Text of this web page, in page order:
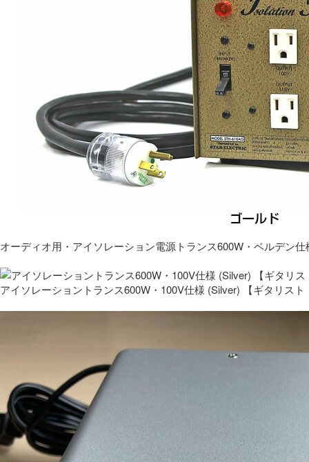
オーディオ用・アイソレーション電源トランス600W・ベルデン仕
アイソレーショントランス600W・100V仕様 (Silver) 【ギタリス